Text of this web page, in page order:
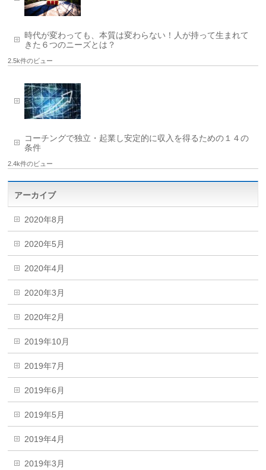
時代が変わっても、本質は変わらない！人が持って生まれて
きた６つのニーズとは？
2.5k件のビュー
コーチングで独立・起業し安定的に収入を得るための１４の
条件
2.4k件のビュー
アーカイブ
2020年8月
2020年5月
2020年4月
2020年3月
2020年2月
2019年10月
2019年7月
2019年6月
2019年5月
2019年4月
2019年3月